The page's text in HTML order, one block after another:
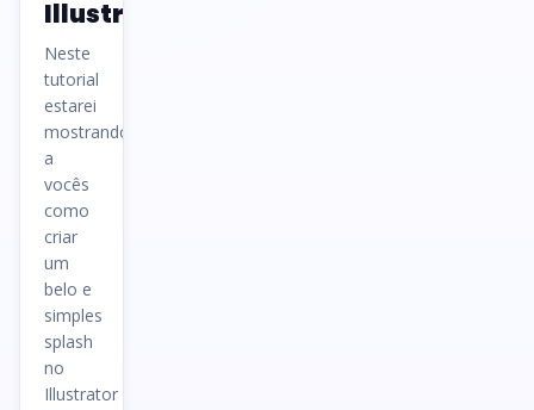
Illustrator
Neste
tutorial
estarei
mostrando
a
vocês
como
criar
um
belo e
simples
splash
no
Illustrator